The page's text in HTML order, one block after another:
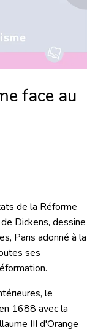
face au
de la Réforme
de Dickens, dessine
Paris adonné à la
ses
le
1688 avec la
III d'Orange